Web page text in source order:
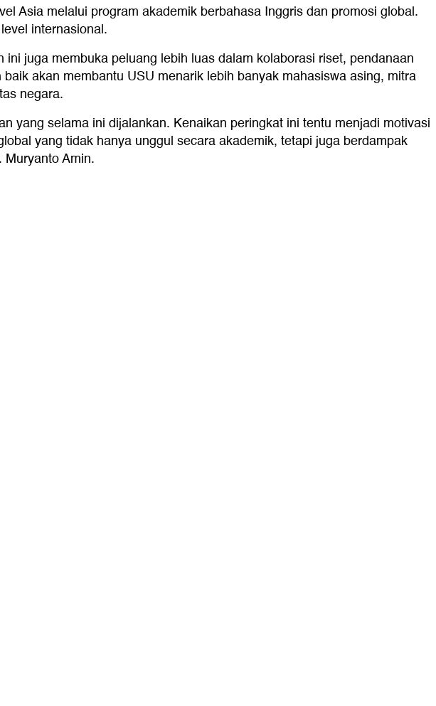
Asia melalui program akademik berbahasa Inggris dan promosi global.
internasional.
juga membuka peluang lebih luas dalam kolaborasi riset, pendanaan
akan membantu USU menarik lebih banyak mahasiswa asing, mitra
negara.
yang selama ini dijalankan. Kenaikan peringkat ini tentu menjadi motivasi
yang tidak hanya unggul secara akademik, tetapi juga berdampak
Amin.